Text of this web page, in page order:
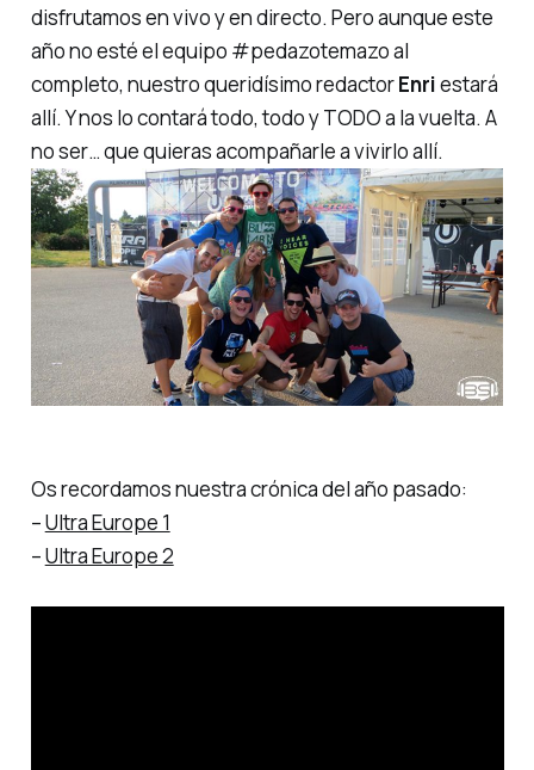
disfrutamos en vivo y en directo. Pero aunque este
año no esté elequipo #pedazotemazoal
completo, nuestro queridísimo redactorEnriestará
allí. Y nos lo contará todo, todo y TODO a la vuelta. A
no ser… que quieras acompañarle a vivirlo allí.
Os recordamos nuestra crónica del año pasado:
–Ultra Europe 1
–Ultra Europe 2